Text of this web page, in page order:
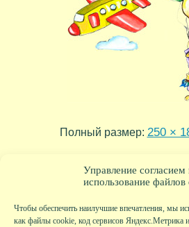
Управление согласием
использование файлов
Чтобы обеспечить наилучшие впечатления, мы
как файлы cookie, код сервисов Яндекс.Метрика
Полный размер: 250 ×